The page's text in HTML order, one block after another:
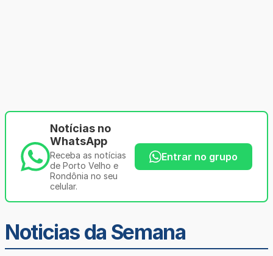
Notícias no
WhatsApp
Receba as notícias
de Porto Velho e
Rondônia no seu
celular.
Entrar no grupo
Noticias da Semana